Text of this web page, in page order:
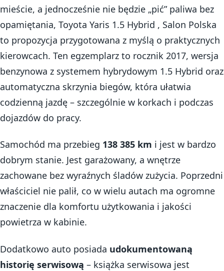
mieście, a jednocześnie nie będzie „pić” paliwa bez
opamiętania, Toyota Yaris 1.5 Hybrid , Salon Polska
to propozycja przygotowana z myślą o praktycznych
kierowcach. Ten egzemplarz to rocznik 2017, wersja
benzynowa z systemem hybrydowym 1.5 Hybrid oraz
automatyczna skrzynia biegów, która ułatwia
codzienną jazdę – szczególnie w korkach i podczas
dojazdów do pracy.
Samochód ma przebieg 138 385 km i jest w bardzo
dobrym stanie. Jest garażowany, a wnętrze
zachowane bez wyraźnych śladów zużycia. Poprzedni
właściciel nie palił, co w wielu autach ma ogromne
znaczenie dla komfortu użytkowania i jakości
powietrza w kabinie.
Dodatkowo auto posiada udokumentowaną
historię serwisową – książka serwisowa jest